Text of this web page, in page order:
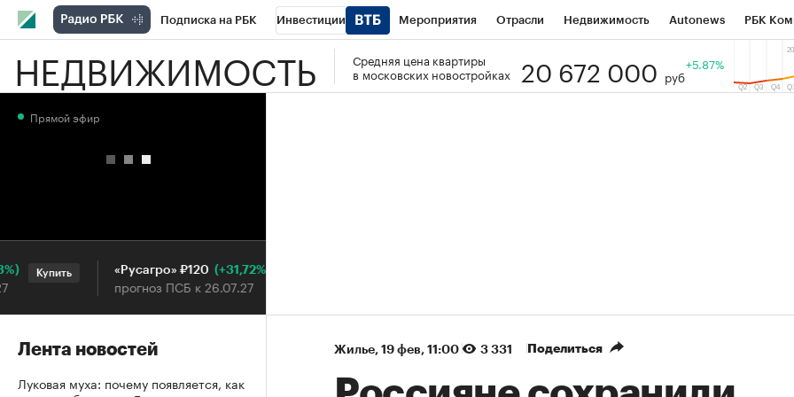
Подписка на РБК Инвестиции Мероприятия Отрасли Недвижимость Autonews РБК
РБК Вино Спорт Школа управления РБК РБК Образование Тренды
НЕДВИЖИМОСТЬ
Средняя цена квартиры
в московских новостройках
20 672 000 руб
+5.87%
Жилье⁠, 19 фев, 11:00 3 331 Поделиться
Прямой эфир
Купить «Русагро» ₽120 (+31,72%)
прогноз ПСБ к 26.07.27
Купить
Лента новостей
Луковая муха: почему появляется, как